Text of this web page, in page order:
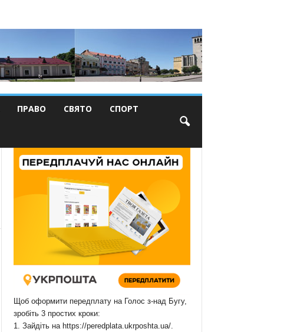
ПРАВО СВЯТО СПОРТ
Щоб оформити передплату на Голос з-над Бугу,
зробіть 3 простих кроки:
1. Зайдіть на https://peredplata.ukrposhta.ua/.